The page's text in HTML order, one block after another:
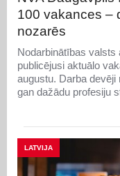
100 vakances –
nozarēs
Nodarbinātības valsts
publicējusi aktuālo
augustu. Darba
gan dažādu profesiju
LATVIJA